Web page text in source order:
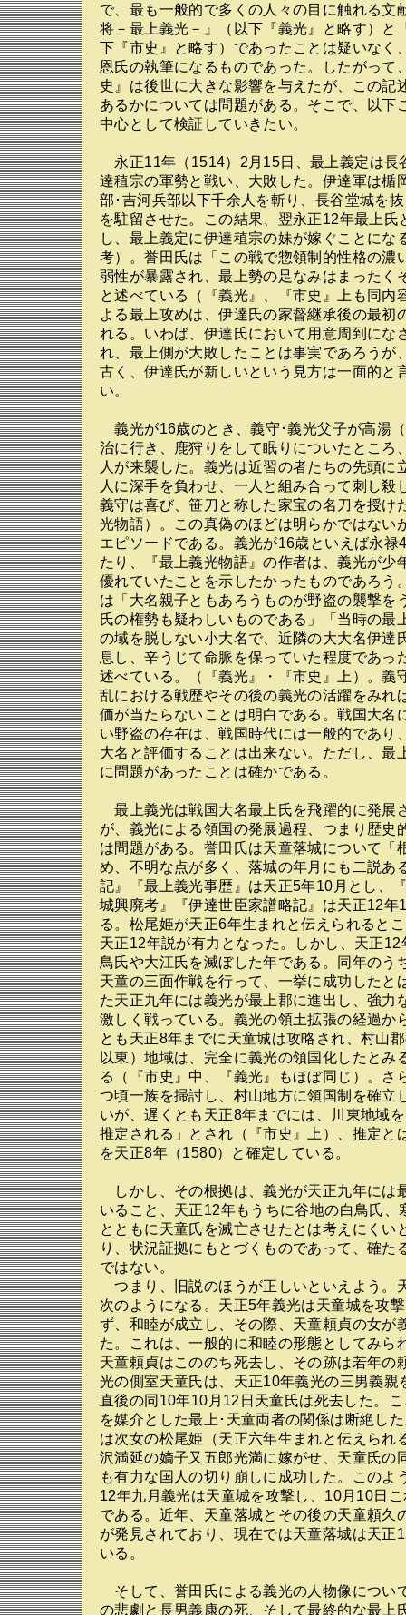
で、最も一般的で多くの人々の目に触れる文
将－最上義光－』（以下『義光』と略す）と
下『市史』と略す）であったことは疑いなく
恩氏の執筆になるものであった。したがって
史』は後世に大きな影響を与えたが、この記
あるかについては問題がある。そこで、以下
中心として検証していきたい。
永正11年（1514）2月15日、最上義定は長
達稙宗の軍勢と戦い、大敗した。伊達軍は楯
部･吉河兵部以下千余人を斬り、長谷堂城を
を駐留させた。この結果、翌永正12年最上氏
し、最上義定に伊達稙宗の妹が嫁ぐことにな
考）。誉田氏は「この戦で惣領制的性格の濃
弱性が暴露され、最上勢の足なみはまったく
と述べている（『義光』、『市史』上も同内
よる最上攻めは、伊達氏の家督継承後の最初
れる。いわば、伊達氏において用意周到にな
れ、最上側が大敗したことは事実であろうが
古く、伊達氏が新しいという見方は一面的と
い。
義光が16歳のとき、義守･義光父子が高湯
治に行き、鹿狩りをして眠りについたところ
人が来襲した。義光は近習の者たちの先頭に
人に深手を負わせ、一人と組み合って刺し殺
義守は喜び、笹刀と称した家宝の名刀を授け
光物語）。この真偽のほどは明らかではない
エピソードである。義光が16歳といえば永禄
たり、『最上義光物語』の作者は、義光が少
優れていたことを示したかったものであろう
は「大名親子ともあろうものが野盗の襲撃を
氏の権勢も疑わしいものである」「当時の最
の域を脱しない小大名で、近隣の大大名伊達
息し、辛うじて命脈を保っていた程度であっ
述べている。（『義光』・『市史』上）。義
乱における戦歴やその後の義光の活躍をみれ
価が当たらないことは明白である。戦国大名
い野盗の存在は、戦国時代には一般的であり
大名と評価することは出来ない。ただし、最
に問題があったことは確かである。
最上義光は戦国大名最上氏を飛躍的に発展
が、義光による領国の発展過程、つまり歴史
は問題がある。誉田氏は天童落城について「
め、不明な点が多く、落城の年月にも二説あ
記』『最上義光事歴』は天正5年10月とし、
城興廃考』『伊達世臣家譜略記』は天正12年
る。松尾姫が天正6年生まれと伝えられると
天正12年説が有力となった。しかし、天正
鳥氏や大江氏を滅ぼした年である。同年のう
天童の三面作戦を行って、一挙に成功したと
た天正九年には義光が最上郡に進出し、強力
激しく戦っている。義光の領土拡張の経過か
とも天正8年までに天童城は攻略され、村山
以東）地域は、完全に義光の領国化したとみ
る（『市史』中、『義光』もほぼ同じ）。さ
つ頃一族を掃討し、村山地方に領国制を確立
いが、遅くとも天正8年までには、川東地域
推定される」とされ（『市史』上）、推定と
を天正8年（1580）と確定している。
しかし、その根拠は、義光が天正九年には
いること、天正12年もうちに谷地の白鳥氏、
とともに天童氏を滅亡させたとは考えにくい
り、状況証拠にもとづくものであって、確た
ではない。
つまり、旧説のほうが正しいといえよう。
次のようになる。天正5年義光は天童城を攻
ず、和睦が成立し、その際、天童頼貞の女が
た。これは、一般的に和睦の形態としてみら
天童頼貞はこののち死去し、その跡は若年の
光の側室天童氏は、天正10年義光の三男義親
直後の同10年10月12日天童氏は死去した。
を媒介とした最上･天童両者の関係は断絶し
は次女の松尾姫（天正六年生まれと伝えられ
沢満延の嫡子又五郎光満に嫁がせ、天童氏の
も有力な国人の切り崩しに成功した。このよ
12年九月義光は天童城を攻撃し、10月10日
である。近年、天童落城とその後の天童頼久
が発見されており、現在では天童落城は天正
いる。
そして、誉田氏による義光の人物像につい
の悲劇と長男義康の死、そして最終的な最上